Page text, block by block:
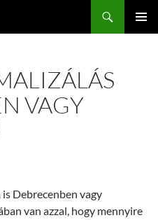
VAGY
Debrecenben vagy
van azzal, hogy mennyire